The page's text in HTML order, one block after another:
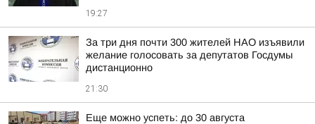
19:27
За три дня почти 300 жителей НАО изъявили
желание голосовать за депутатов Госдумы
дистанционно
21:30
Еще можно успеть: до 30 августа